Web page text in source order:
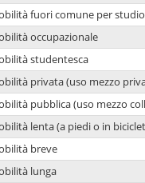
fuori comune per
occupazionale
studentesca
privata (uso mezzo
pubblica (uso mezzo
lenta (a piedi o in
breve
lunga